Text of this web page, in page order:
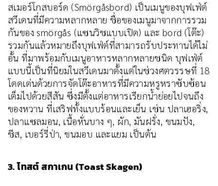
สเมอร์โกสบอร์ด (Smörgåsbord) เป็นเมนูของบุฟเฟ่ต์
สวีเดนที่มีความหลากหลาย ชื่อของเมนูมาจากการรวม
กันของ smörgås (แซนวิชแบบเปิด) และ bord (โต๊ะ)
รวมกันแล้วหมายถึงบุฟเฟ่ต์ที่สามารถรับประทานได้ไม่
อั้น ที่มาพร้อมกับเมนูอาหารหลากหลายชนิด บุฟเฟ่ต์
แบบนี้เป็นที่นิยมในสวีเดนมาตั้งแต่ในช่วงศตวรรษที่ 18
โดดเด่นด้วยการจัดโต๊ะอาหารที่มีความหรูหราซับซ้อน
เต็มไปด้วยสีสัน ซึ่งมีตั้งแต่อาหารเรียกน้ำย่อยไปจนถึง
ของหวาน ที่เสริฟทั้งแบบร้อนและเย็น เช่น ปลาเฮอริ่ง,
ปลาแซลมอน, เนื้อหั่นบาง ๆ, ผัก, มันฝรั่ง, ขนมปัง,
ชีส, เบอร์รี่ป่า, ขนมอบ และแยม เป็นต้น
3. โทสต์ สกาเกน (Toast Skagen)